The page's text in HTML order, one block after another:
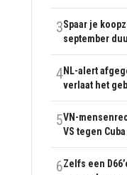
3Spaar je
september
4NL-alert
verlaat het
5VN-
VS tegen Cuba
6Zelfs een